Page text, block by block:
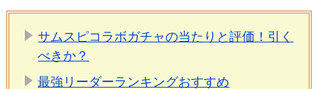
サムスピコラボガチャの当たりと評価！引く
べきか？
最強リーダーランキングおすすめ